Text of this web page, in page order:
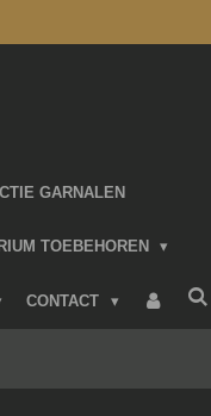
GARNALEN
TOEBEHOREN
CONTACT